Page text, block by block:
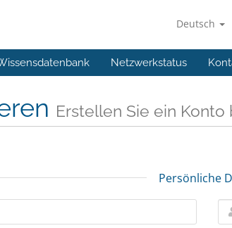
Deutsch
Netzwerkstatus
Erstellen Sie ein Konto
Persönliche